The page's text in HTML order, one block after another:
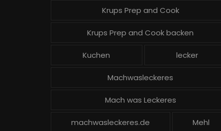
Krups Prep and Cook
Krups Prep and Cook backen
Kuchen lecker
Machwasleckeres
Mach was Leckeres
machwasleckeres.de Mehl